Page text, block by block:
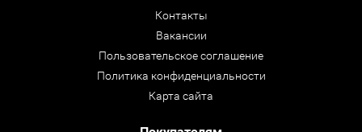
Контакты
Вакансии
Пользовательское соглашение
Политика конфиденциальности
Карта сайта